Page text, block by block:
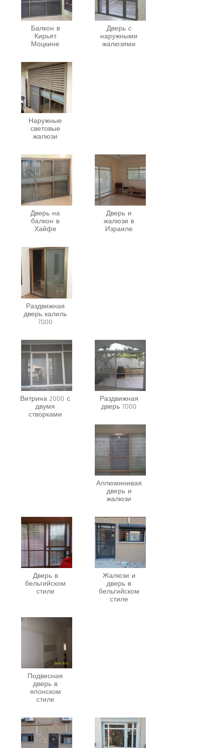
Балкон в
Кирьят
Моцкине
Дверь с
наружными
жалюзями
Наружные
световые
жалюзи
Дверь на
балкон в
Хайфе
Дверь и
жалюзи в
Израиле
Раздвижная
дверь калиль
7000
Витрина 2000 с
двумя
створками
Раздвижная
дверь 7000
Аллюминивая
дверь и
жалюзи
Дверь в
бельгийском
стиле
Жалюзи и
дверь в
бельгийском
стиле
Подвесная
дверь в
японском
стиле